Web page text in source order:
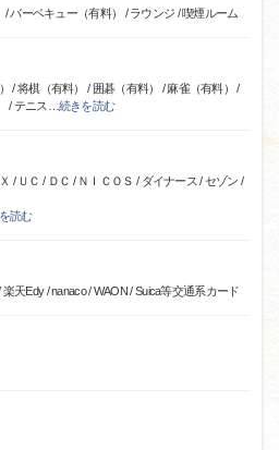
バーベキュー（有料） / ラウンジ / 喫煙ルーム
/ 将棋（有料） / 囲碁（有料） / 麻雀（有料） /
/ テニス
続きを読む
/ ＵＣ / ＤＣ / ＮＩＣＯＳ / ダイナース / セゾン /
読む
楽天Edy / nanaco / WAON / Suica等交通系カード